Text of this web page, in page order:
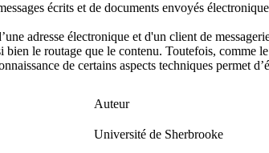
écrits et de documents envoyés
adresse électronique et d'un client de
le routage que le contenu. Toutefois, comme
de certains aspects techniques permet
Auteur
Université de Sherbrooke